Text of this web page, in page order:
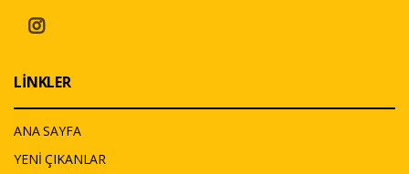
LİNKLER
ANA SAYFA
YENİ ÇIKANLAR